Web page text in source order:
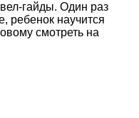
гайды. Один раз
ребенок научится
смотреть на